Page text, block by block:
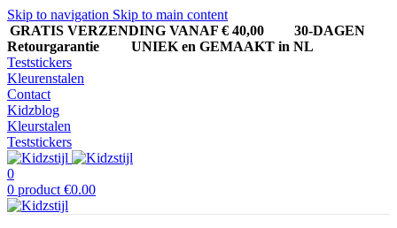
Skip to navigation Skip to main content
GRATIS VERZENDING VANAF € 40,00
30-DAGEN
Retourgarantie UNIEK en GEMAAKT in NL
Teststickers
Kleurenstalen
Contact
Kidzblog
Kleurstalen
Teststickers
0
0 product €0.00